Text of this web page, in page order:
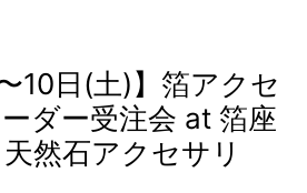
10日(土)】箔アクセ
ダー受注会 at 箔座
然石アクセサリ